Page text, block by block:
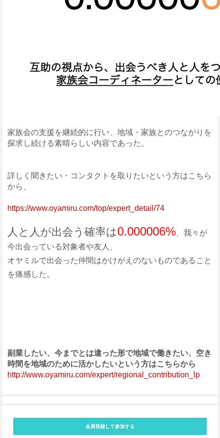
家族会の支援を継続的に行い、地域・家族とのつながりを
探求し続ける素晴らしい内容であった。
詳しく聞きたい・コンタクトを取りたいという方はこちら
から、
https://www.oyamiru.com/top/expert_detail/74
人と人が出会う確率は0.000006% 、我々が
今出会っている対象者や友人、
オヤミルで出会った仲間はかけがえのないものであること
を痛感した。
副業したい、今までとは違った形で地域で働きたい、空き
時間を地域のために活かしたいという方はこちらから
http://www.oyamiru.com/expert/regional_contribution_lp
会員登録して参加する